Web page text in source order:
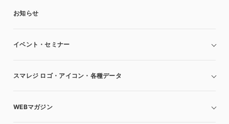
お知らせ
イベント・セミナー
スマレジ ロゴ・アイコン・各種データ
WEBマガジン